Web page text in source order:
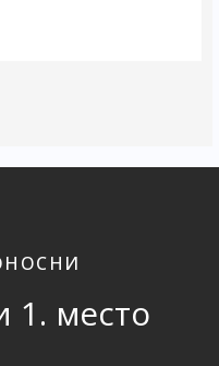
1. место